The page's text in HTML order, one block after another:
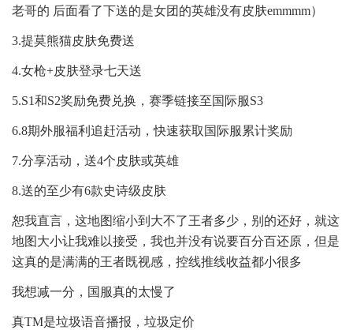
老哥的 后面看了下送的是女团的英雄没有皮肤emmmm）
3.提莫熊猫皮肤免费送
4.女枪+皮肤登录七天送
5.S1和S2奖励免费兑换，赛季链接至国际服S3
6.8期外服福利追赶活动，快速获取国际服累计奖励
7.分享活动，送4个皮肤或英雄
8.送的至少有6款史诗级皮肤
恕我直言，这地图缩小到大不了王者多少，别的还好，就这
地图大小让我难以接受，我也并没有说要百分百还原，但是
这真的是满满的王者既视感，控线推线收益都小很多
我想减一分，国服真的太慢了
真TM是垃圾语音播报，垃圾定价